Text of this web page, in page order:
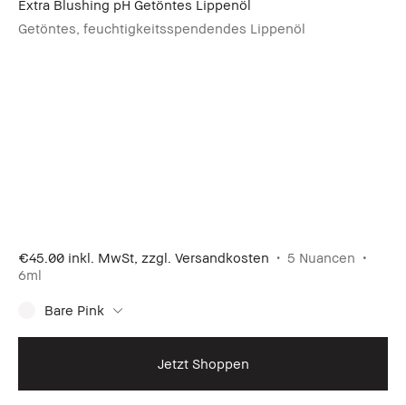
Extra Blushing pH Getöntes Lippenöl
Getöntes, feuchtigkeitsspendendes Lippenöl
€45.00 inkl. MwSt, zzgl. Versandkosten
5 Nuancen
6ml
Bare Pink
Jetzt Shoppen